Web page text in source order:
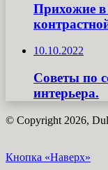
Прихожие в
10.10.2022
Советы по
интерьера.
© Copyright 2026,
Кнопка «Наверх»